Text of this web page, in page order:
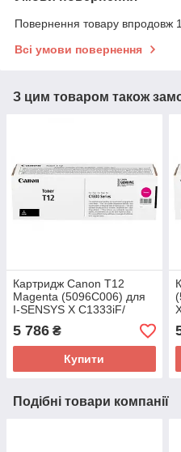
Повернення товару впродовж
Всі умови повернення
З цим товаром також
Картридж Canon T12
Magenta (5096C006) для
I-SENSYS X C1333iF/
C1333i/ C1333P
5 786 ₴
Купити
Подібні товари компанії